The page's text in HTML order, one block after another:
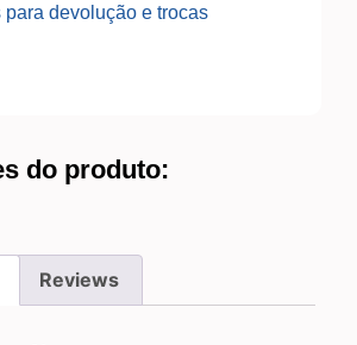
para devolução e trocas
do produto:
Reviews